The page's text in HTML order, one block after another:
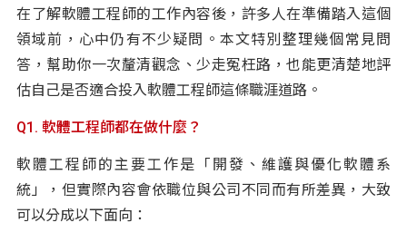
在了解軟體工程師的工作內容後，許多人在準備踏入這個
領域前，心中仍有不少疑問。本文特別整理幾個常見問
答，幫助你一次釐清觀念、少走冤枉路，也能更清楚地評
估自己是否適合投入軟體工程師這條職涯道路。
Q1. 軟體工程師都在做什麼？
軟體工程師的主要工作是「開發、維護與優化軟體系
統」，但實際內容會依職位與公司不同而有所差異，大致
可以分成以下面向：